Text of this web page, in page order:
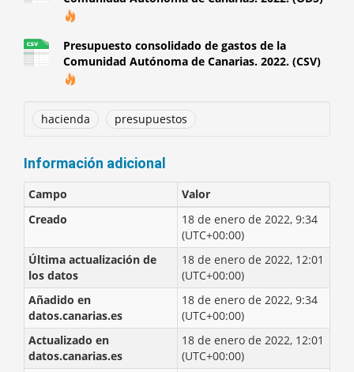
Presupuesto consolidado de gastos de la
Comunidad Autónoma de Canarias. 2022. (CSV)
hacienda presupuestos
Información adicional
Campo
Valor
Creado
18 de enero de 2022, 9:34
(UTC+00:00)
Última actualización de
los datos
18 de enero de 2022, 12:01
(UTC+00:00)
Añadido en
datos.canarias.es
18 de enero de 2022, 9:34
(UTC+00:00)
Actualizado en
datos.canarias.es
18 de enero de 2022, 12:01
(UTC+00:00)